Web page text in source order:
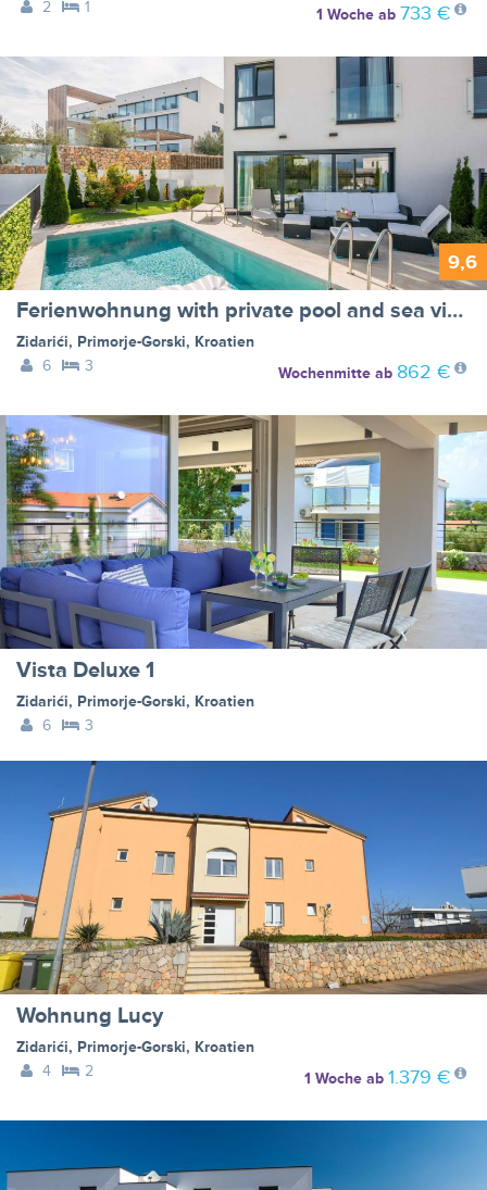
2 1 1 Wocheab 733 €
9,6
Ferienwohnung with private pool and sea views - BF-NN95C
Zidarići, Primorje-Gorski, Kroatien
6
3 Wochenmitteab 862 €
Vista Deluxe 1
Zidarići, Primorje-Gorski, Kroatien
6
3
Wohnung Lucy
Zidarići, Primorje-Gorski, Kroatien
4
2 1 Wocheab 1.379 €